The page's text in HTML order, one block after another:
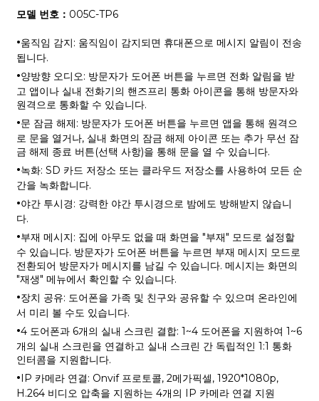
모델 번호： 005C-TP6
·움직임 감지: 움직임이 감지되면 휴대폰으로 메시지 알림이 전송
됩니다.
·양방향 오디오: 방문자가 도어폰 버튼을 누르면 전화 알림을 받
고 앱이나 실내 전화기의 핸즈프리 통화 아이콘을 통해 방문자와
원격으로 통화할 수 있습니다.
·문 잠금 해제: 방문자가 도어폰 버튼을 누르면 앱을 통해 원격으
로 문을 열거나, 실내 화면의 잠금 해제 아이콘 또는 추가 무선 잠
금 해제 종료 버튼(선택 사항)을 통해 문을 열 수 있습니다.
·녹화: SD 카드 저장소 또는 클라우드 저장소를 사용하여 모든 순
간을 녹화합니다.
·야간 투시경: 강력한 야간 투시경으로 밤에도 방해받지 않습니
다.
·부재 메시지: 집에 아무도 없을 때 화면을 "부재" 모드로 설정할
수 있습니다. 방문자가 도어폰 버튼을 누르면 부재 메시지 모드로
전환되어 방문자가 메시지를 남길 수 있습니다. 메시지는 화면의
"재생" 메뉴에서 확인할 수 있습니다.
·장치 공유: 도어폰을 가족 및 친구와 공유할 수 있으며 온라인에
서 미리 볼 수도 있습니다.
·4 도어폰과 6개의 실내 스크린 결합: 1~4 도어폰을 지원하여 1~6
개의 실내 스크린을 연결하고 실내 스크린 간 독립적인 1:1 통화
인터콤을 지원합니다.
·IP 카메라 연결: Onvif 프로토콜, 2메가픽셀, 1920*1080p,
H.264 비디오 압축을 지원하는 4개의 IP 카메라 연결 지원